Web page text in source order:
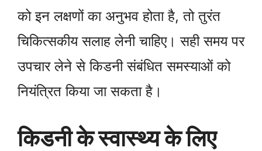
को इन लक्षणों का अनुभव होता है, तो तुरंत
चिकित्सकीय सलाह लेनी चाहिए। सही समय पर
उपचार लेने से किडनी संबंधित समस्याओं को
नियंत्रित किया जा सकता है।
किडनी के स्वास्थ्य के लिए